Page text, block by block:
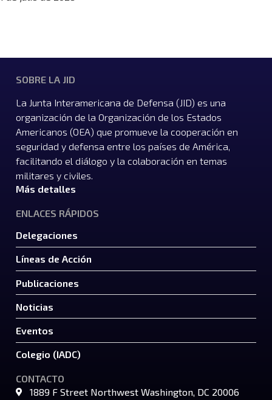
SOBRE LA JID
La Junta Interamericana de Defensa (JID) es una
organización de la Organización de los Estados
Americanos (OEA) que promueve la cooperación en
seguridad y defensa entre los países de América,
facilitando el diálogo y la colaboración en temas
militares y civiles.
Más detalles
ENLACES RÁPIDOS
Delegaciones
Líneas de Acción
Publicaciones
Noticias
Eventos
Colegio (IADC)
CONTACTO
1889 F Street Northwest Washington, DC 20006